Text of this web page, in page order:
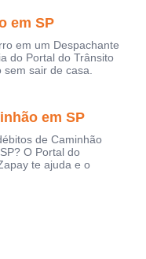
em SP
em um Despachante
do Portal do Trânsito
sair de casa.
em SP
de Caminhão
O Portal do
te ajuda e o